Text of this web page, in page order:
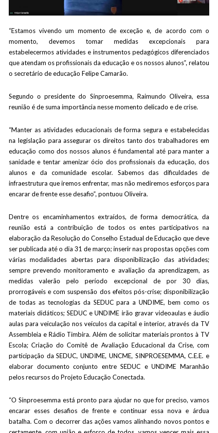
“Estamos vivendo um momento de exceção e, de acordo com o
momento, devemos tomar medidas excepcionais para
estabelecermos atividades e instrumentos pedagógicos diferenciados
que atendam os profissionais da educação e os nossos alunos”, relatou
o secretário de educação Felipe Camarão.
Segundo o presidente do Sinproesemma, Raimundo Oliveira, essa
reunião é de suma importância nesse momento delicado e de crise.
“Manter as atividades educacionais de forma segura e estabelecidas
na legislação para assegurar os direitos tanto dos trabalhadores em
educação como dos nossos alunos é fundamental até para manter a
sanidade e tentar amenizar ócio dos profissionais da educação, dos
alunos e da comunidade escolar. Sabemos das dificuldades de
infraestrutura que iremos enfrentar, mas não mediremos esforços para
encarar de frente esse desafio”, pontuou Oliveira.
Dentre os encaminhamentos extraídos, de forma democrática, da
reunião está a contribuição de todos os entes participativos na
elaboração da Resolução do Conselho Estadual de Educação que deve
ser publicada até o dia 31 de março; inserir nas propostas opções com
várias modalidades abertas para disponibilização das atividades;
sempre prevendo monitoramento e avaliação da aprendizagem, as
medidas valerão pelo período excepcional de por 30 dias,
prorrogáveis e com suspensão dos efeitos pós-crise; disponibilização
de todas as tecnologias da SEDUC para a UNDIME, bem como os
materiais didáticos; SEDUC e UNDIME irão gravar videoaulas e áudio
aulas para veiculação nos veículos da capital e interior, através da TV
Assembleia e Rádio Timbira. Além de solicitar materiais prontos à TV
Escola; Criação do Comitê de Avaliação Educacional da Crise, com
participação da SEDUC, UNDIME, UNCME, SINPROESEMMA, C.E.E. e
elaborar documento conjunto entre SEDUC e UNDIME Maranhão
pelos recursos do Projeto Educação Conectada.
“O Sinproesemma está pronto para ajudar no que for preciso, vamos
encarar esses desafios de frente e continuar essa nova e árdua
batalha. Com o decorrer das ações vamos alinhando novos pontos e